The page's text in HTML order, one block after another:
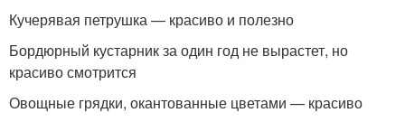
Кучерявая петрушка — красиво и полезно
Бордюрный кустарник за один год не вырастет, но
красиво смотрится
Овощные грядки, окантованные цветами — красиво